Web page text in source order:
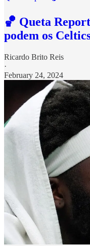
🏀 Queta
podem os
Ricardo Brito Reis
·
February 24, 2024